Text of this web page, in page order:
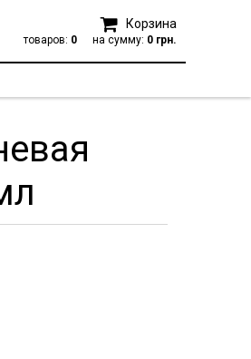
Корзина
товаров: 0 на сумму: 0 грн.